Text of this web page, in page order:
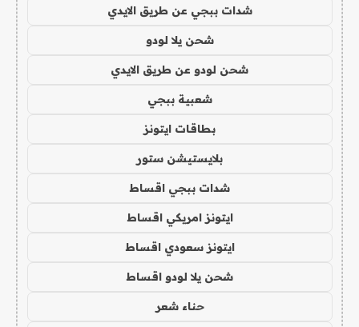
شدات ببجي عن طريق الايدي
شحن يلا لودو
شحن لودو عن طريق الايدي
شعبية ببجي
بطاقات ايتونز
بلايستيشن ستور
شدات ببجي اقساط
ايتونز امريكي اقساط
ايتونز سعودي اقساط
شحن يلا لودو اقساط
حناء شعر